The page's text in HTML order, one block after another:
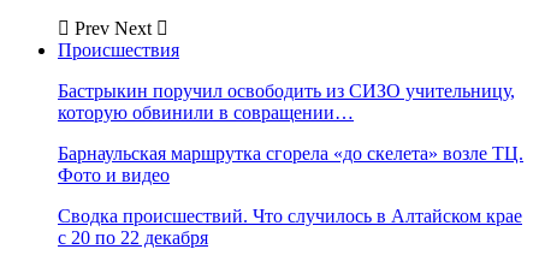
Prev Next
Происшествия
Бастрыкин поручил освободить из СИЗО учительницу,
которую обвинили в совращении…
Барнаульская маршрутка сгорела «до скелета» возле ТЦ.
Фото и видео
Сводка происшествий. Что случилось в Алтайском крае
с 20 по 22 декабря